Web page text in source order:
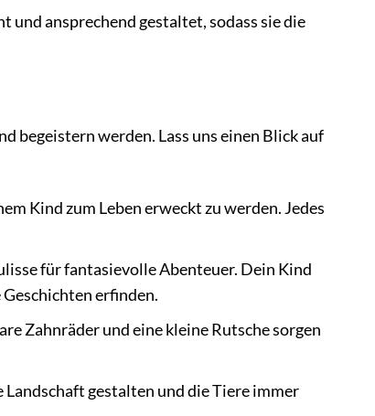
ansprechend gestaltet, sodass sie die
begeistern werden. Lass uns einen Blick auf
Kind zum Leben erweckt zu werden. Jedes
für fantasievolle Abenteuer. Dein Kind
erfinden.
Zahnräder und eine kleine Rutsche sorgen
gestalten und die Tiere immer